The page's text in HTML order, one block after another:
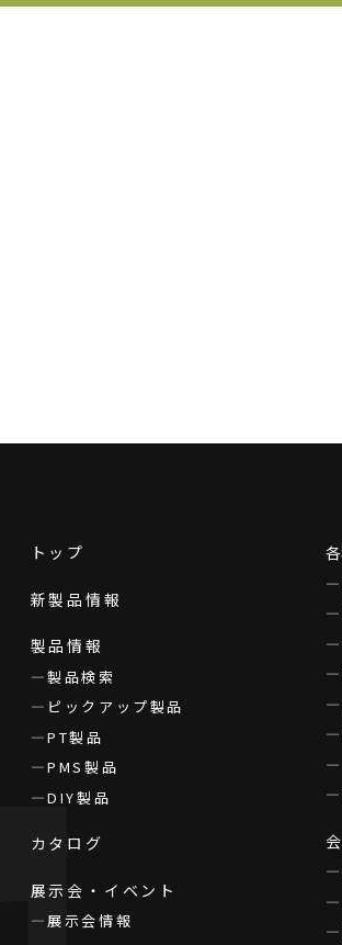
トップ
新製品情報
製品情報
製品検索
ピックアップ製品
PT製品
PMS製品
DIY製品
カタログ
展示会・イベント
展示会情報